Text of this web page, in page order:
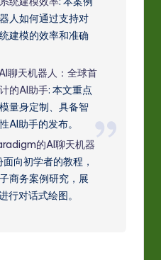
人如何通过支持对
建模的效率和准确
聊天机器人：全球首
的AI助手: 本文重点
量身定制、具备智
AI助手的发布。
的AI聊天机器
面向初学者的教程，
商务案例研究，展
行对话式绘图。